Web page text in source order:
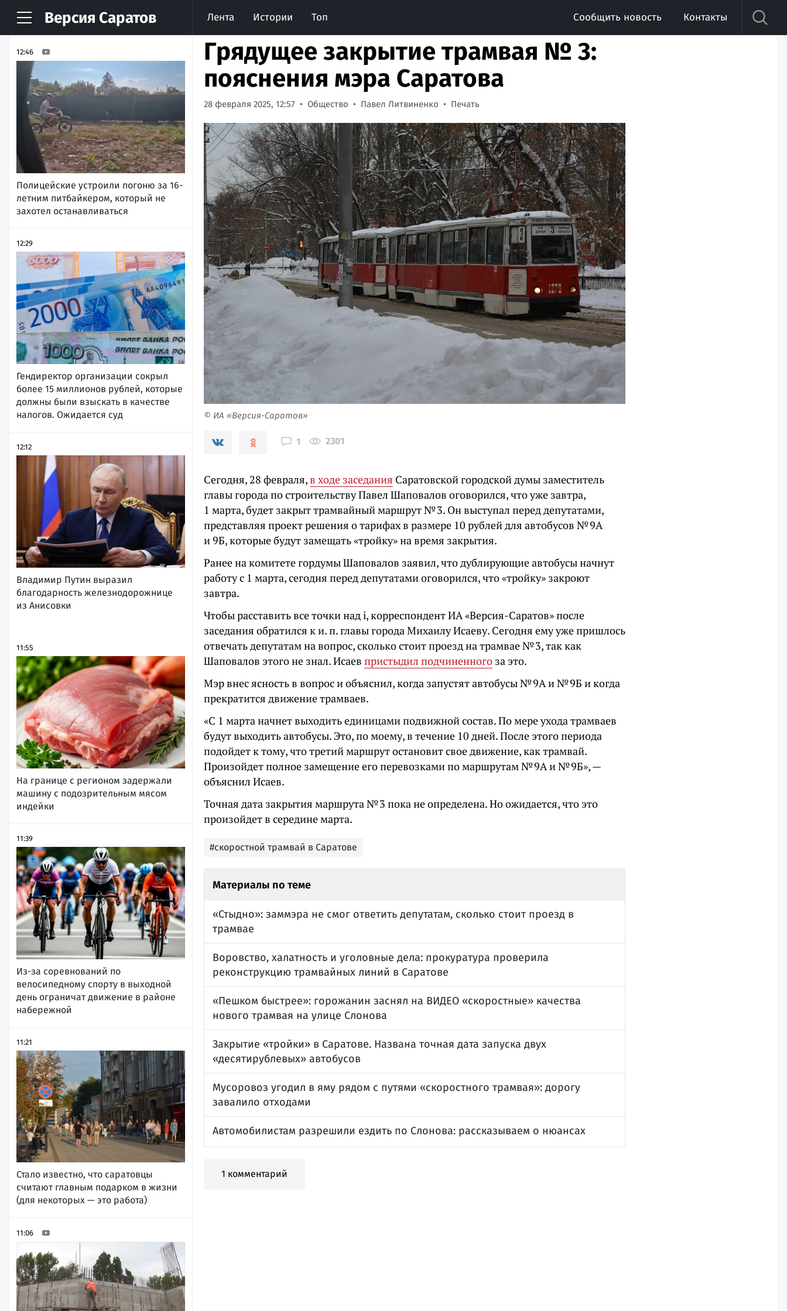
Версия Саратов Лента Истории Топ Сообщить новость Контакты
НОВОСТИ АРХИВ
12:46
Полицейские устроили погоню за 16-
летним питбайкером, который не
захотел останавливаться
12:29
Гендиректор организации сокрыл
более 15 миллионов рублей, которые
должны были взыскать в качестве
налогов. Ожидается суд
12:12
Владимир Путин выразил
благодарность железнодорожнице
из Анисовки
11:55
На границе с регионом задержали
машину с подозрительным мясом
индейки
11:39
Из-за соревнований по
велосипедному спорту в выходной
день ограничат движение в районе
набережной
11:21
Стало известно, что саратовцы
считают главным подарком в жизни
(для некоторых — это работа)
11:06
Грядущее закрытие трамвая № 3:
пояснения мэра Саратова
28 февраля 2025, 12:57 Общество Павел Литвиненко Печать
© ИА «Версия-Саратов»
1 2301
Сегодня, 28 февраля,в ходе заседания Саратовской городской думы заместитель
главы города по строительству Павел Шаповалов оговорился, что уже завтра,
1 марта, будет закрыт трамвайный маршрут № 3. Он выступал перед депутатами,
представляя проект решения о тарифах в размере 10 рублей для автобусов № 9А
и 9Б, которые будут замещать «тройку» на время закрытия.
Ранее на комитете гордумы Шаповалов заявил, что дублирующие автобусы начнут
работу с 1 марта, сегодня перед депутатами оговорился, что «тройку» закроют
завтра.
Чтобы расставить все точки над i, корреспондент ИА «Версия-Саратов» после
заседания обратился к и. п. главы города Михаилу Исаеву. Сегодня ему уже пришлось
отвечать депутатам на вопрос, сколько стоит проезд на трамвае № 3, так как
Шаповалов этого не знал. Исаев пристыдил подчиненного за это.
Мэр внес ясность в вопрос и объяснил, когда запустят автобусы № 9А и № 9Б и когда
прекратится движение трамваев.
«С 1 марта начнет выходить единицами подвижной состав. По мере ухода трамваев
будут выходить автобусы. Это, по моему, в течение 10 дней. После этого периода
подойдет к тому, что третий маршрут остановит свое движение, как трамвай.
Произойдет полное замещение его перевозками по маршрутам № 9А и № 9Б», —
объяснил Исаев.
Точная дата закрытия маршрута № 3 пока не определена. Но ожидается, что это
произойдет в середине марта.
#скоростной трамвай в Саратове
Материалы по теме
«Стыдно»: заммэра не смог ответить депутатам, сколько стоит проезд в
трамвае
Воровство, халатность и уголовные дела: прокуратура проверила
реконструкцию трамвайных линий в Саратове
«Пешком быстрее»: горожанин заснял на ВИДЕО «скоростные» качества
нового трамвая на улице Слонова
Закрытие «тройки» в Саратове. Названа точная дата запуска двух
«десятирублевых» автобусов
Мусоровоз угодил в яму рядом с путями «скоростного трамвая»: дорогу
завалило отходами
Автомобилистам разрешили ездить по Слонова: рассказываем о нюансах
1 комментарий